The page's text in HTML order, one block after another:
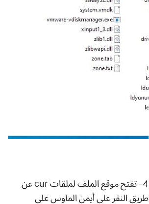
4- تفتح موقع الملف لملقات cur عن
طريق النقر على أيمن الماوس على